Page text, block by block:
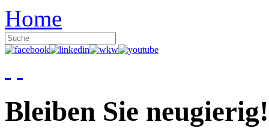
Home
Bleiben Sie neugierig!